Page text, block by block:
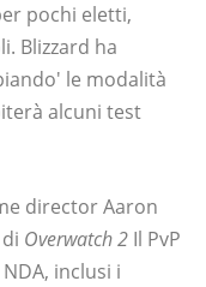
pochi eletti,
Blizzard ha
le modalità
alcuni test
director Aaron
Overwatch 2 Il PvP
inclusi i